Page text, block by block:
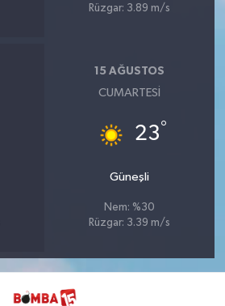
Rüzgar: 3.89 m/s
15 AĞUSTOS
CUMARTESI
23°
Güneşli
Nem: %30
Rüzgar: 3.39 m/s